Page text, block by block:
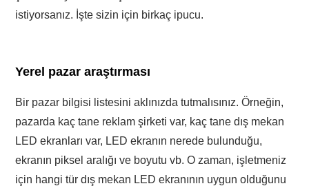
istiyorsanız. İşte sizin için birkaç ipucu.
Yerel pazar araştırması
Bir pazar bilgisi listesini aklınızda tutmalısınız. Örneğin,
pazarda kaç tane reklam şirketi var, kaç tane dış mekan
LED ekranları var, LED ekranın nerede bulunduğu,
ekranın piksel aralığı ve boyutu vb. O zaman, işletmeniz
için hangi tür dış mekan LED ekranının uygun olduğunu